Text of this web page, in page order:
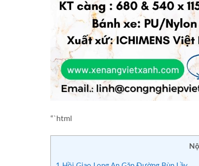
“`html